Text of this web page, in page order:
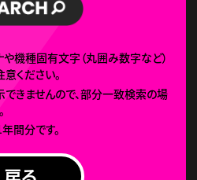
機種固有文字（丸囲み数字など）
ください。
きませんので、部分一致検索の場
間分です。